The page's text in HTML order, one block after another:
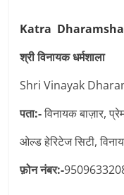
Katra
श्री विनायक धर्मशाला
Shri Vinayak
पता:-विनायक बाज़ार,
ओल्ड हेरिटेज सिटी,
फ़ोन नंबर:-